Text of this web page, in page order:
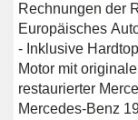
Rechnungen der
Europäisches
- Inklusive
Motor mit
restaurierter
Mercedes-Benz